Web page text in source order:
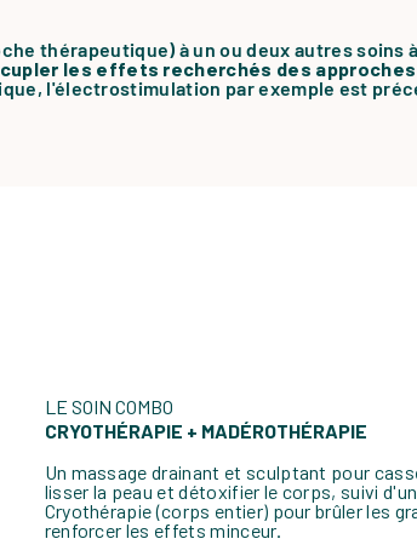
thérapeutique) à un ou deux autres soins
les effets recherchés des
l'électrostimulation par exemple est
LE SOIN COMBO
CRYOTHÉRAPIE + MADÉROTHÉRAPIE
Un massage drainant et sculptant pour
lisser la peau et détoxifier le corps, suivi
Cryothérapie (corps entier) pour brûler les
renforcer les effets minceur.